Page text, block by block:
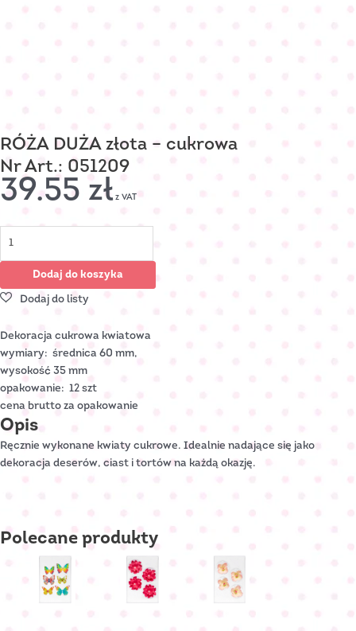
RÓŻA DUŻA złota – cukrowa
Nr Art.: 051209
39.55 zł z VAT
Dodaj do koszyka
Dekoracja cukrowa kwiatowa
wymiary: średnica 60 mm,
wysokość 35 mm
opakowanie: 12 szt
cena brutto za opakowanie
Opis
Ręcznie wykonane kwiaty cukrowe. Idealnie nadające się jako
dekoracja deserów, ciast i tortów na każdą okazję.
Polecane produkty